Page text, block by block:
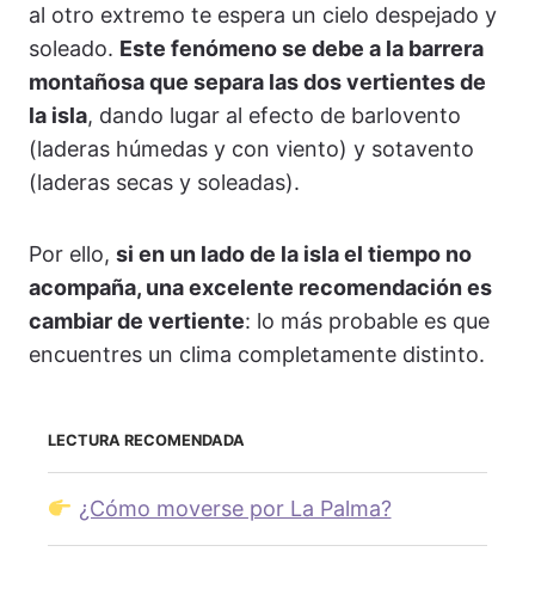
al otro extremo te espera un cielo despejado y
soleado. Este fenómeno se debe a la barrera
montañosa que separa las dos vertientes de
la isla, dando lugar al efecto de barlovento
(laderas húmedas y con viento) y sotavento
(laderas secas y soleadas).
Por ello, si en un lado de la isla el tiempo no
acompaña, una excelente recomendación es
cambiar de vertiente: lo más probable es que
encuentres un clima completamente distinto.
LECTURA RECOMENDADA
¿Cómo moverse por La Palma?